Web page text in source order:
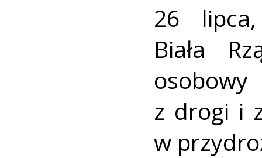
26
Biała
z drogi i
w